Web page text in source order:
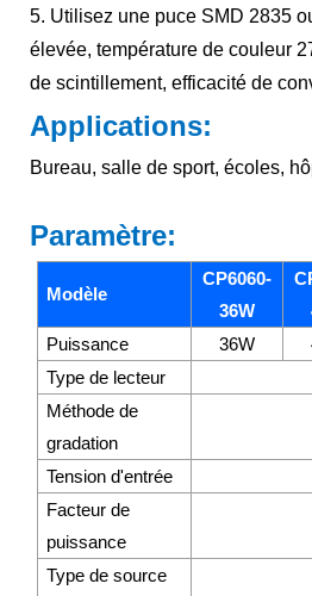
5. Utilisez une puce SMD 2835
élevée, température de couleur
de scintillement, efficacité de
Applications:
Bureau, salle de sport, écoles,
Paramètre:
Modèle
CP6060-
36W
Puissance
36W
Type de lecteur
Méthode de
gradation
Tension d'entrée
Facteur de
puissance
Type de source